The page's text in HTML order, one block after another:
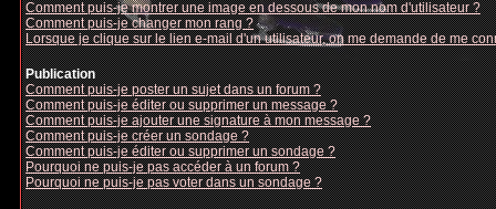
Comment puis-je montrer une image en dessous de mon nom d'utilisateur ?
Comment puis-je changer mon rang ?
Lorsque je clique sur le lien e-mail d'un utilisateur, on me demande de me
Publication
Comment puis-je poster un sujet dans un forum ?
Comment puis-je éditer ou supprimer un message ?
Comment puis-je ajouter une signature à mon message ?
Comment puis-je créer un sondage ?
Comment puis-je éditer ou supprimer un sondage ?
Pourquoi ne puis-je pas accéder à un forum ?
Pourquoi ne puis-je pas voter dans un sondage ?